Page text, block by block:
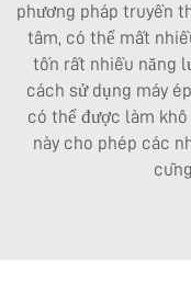
phương pháp truyền
tâm, có thể mất
tốn rất nhiều năng
cách sử dụng máy
có thể được làm
này cho phép các